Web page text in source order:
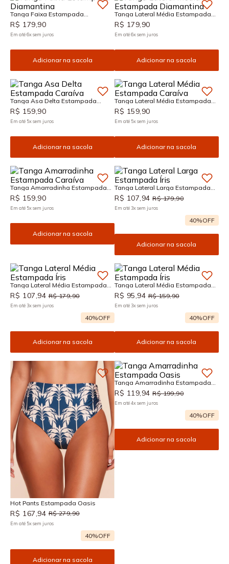
Tanga Faixa Estampada
Diamantina
R$ 179,90
Em até6xsem juros
Adicionar na sacola
Tanga Lateral Média Estampada
Diamantina
R$ 179,90
Em até6xsem juros
Adicionar na sacola
Tanga Asa Delta Estampada
Caraíva
R$ 159,90
Em até 5xsem juros
Adicionar na sacola
Tanga Lateral Média Estampada
Caraíva
R$ 159,90
Em até 5xsem juros
Adicionar na sacola
Tanga Amarradinha Estampada
Caraíva
R$ 159,90
Em até 5xsem juros
Adicionar na sacola
Tanga Lateral Larga Estampada
Íris
R$ 107,94 R$ 179,90
Em até 3xsem juros
40%OFF
Adicionar na sacola
Tanga Lateral Média Estampada
Íris
R$ 107,94 R$ 179,90
Em até 3xsem juros
40%OFF
Adicionar na sacola
Tanga Lateral Média Estampada
Íris
R$ 95,94 R$ 159,90
Em até 3xsem juros
40%OFF
Adicionar na sacola
Hot Pants Estampada Oasis
R$ 167,94 R$ 279,90
Em até 5xsem juros
40%OFF
Adicionar na sacola
Tanga Amarradinha Estampada
Oasis
R$ 119,94 R$ 199,90
Em até4xsem juros
40%OFF
Adicionar na sacola